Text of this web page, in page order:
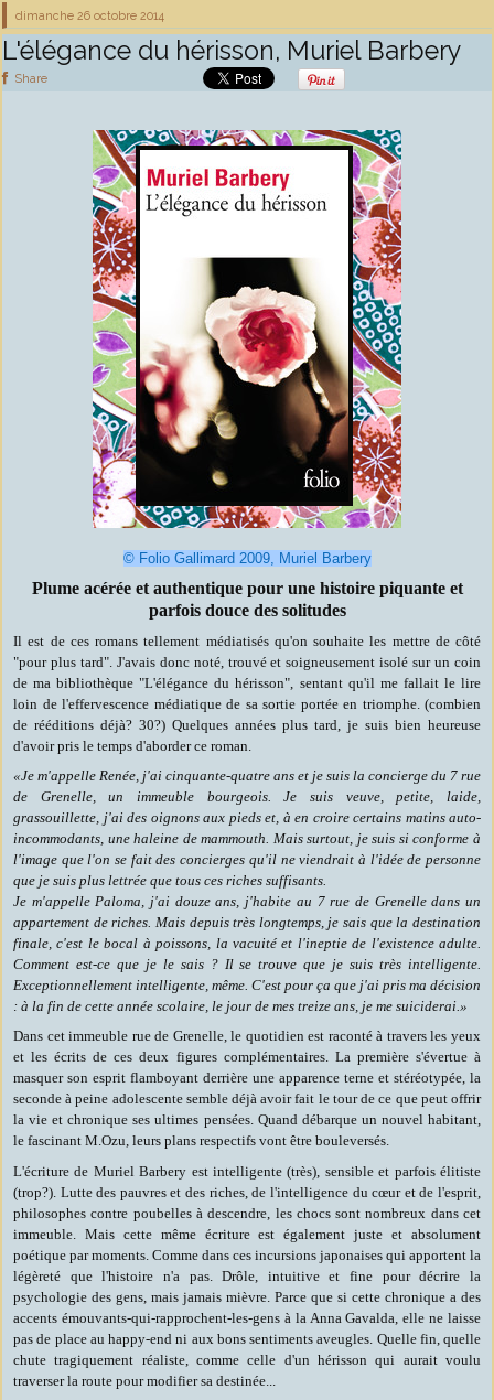
dimanche 26 octobre 2014
L'élégance du hérisson, Muriel Barbery
Share
©Folio Gallimard 2009, Muriel Barbery
Plume acérée et authentique pour une histoire piquante et
parfois douce des solitudes
Il est de ces romans tellement médiatisés qu'on souhaite les mettre de côté
"pour plus tard". J'avais donc noté, trouvé et soigneusement isolé sur un coin
de ma bibliothèque "L'élégance du hérisson", sentant qu'il me fallait le lire
loin de l'effervescence médiatique de sa sortie portée en triomphe. (combien
de rééditions déjà? 30?) Quelques années plus tard, je suis bien heureuse
d'avoir pris le temps d'aborder ce roman.
«Je m'appelle Renée, j'ai cinquante-quatre ans et je suis la concierge du 7 rue
de Grenelle, un immeuble bourgeois. Je suis veuve, petite, laide,
grassouillette, j'ai des oignons aux pieds et, à en croire certains matins auto-
incommodants, une haleine de mammouth. Mais surtout, je suis si conforme à
l'image que l'on se fait des concierges qu'il ne viendrait à l'idée de personne
que je suis plus lettrée que tous ces riches suffisants.
Je m'appelle Paloma, j'ai douze ans, j'habite au 7 rue de Grenelle dans un
appartement de riches. Mais depuis très longtemps, je sais que la destination
finale, c'est le bocal à poissons, la vacuité et l'ineptie de l'existence adulte.
Comment est-ce que je le sais ? Il se trouve que je suis très intelligente.
Exceptionnellement intelligente, même. C'est pour ça que j'ai pris ma décision
: à la fin de cette année scolaire, le jour de mes treize ans, je me suiciderai.»
Dans cet immeuble rue de Grenelle, le quotidien est raconté à travers les yeux
et les écrits de ces deux figures complémentaires. La première s'évertue à
masquer son esprit flamboyant derrière une apparence terne et stéréotypée, la
seconde à peine adolescente semble déjà avoir fait le tour de ce que peut offrir
la vie et chronique ses ultimes pensées. Quand débarque un nouvel habitant,
le fascinant M.Ozu, leurs plans respectifs vont être bouleversés.
L'écriture de Muriel Barbery est intelligente (très), sensible et parfois élitiste
(trop?). Luttedes pauvres et des riches, de l'intelligence du cœur et de l'esprit,
philosophes contre poubelles à descendre, les chocs sont nombreux dans cet
immeuble. Mais cette même écriture est également juste et absolument
poétique par moments. Comme dans ces incursions japonaises qui apportent la
légèreté que l'histoire n'a pas. Drôle, intuitive et fine pour décrire la
psychologie des gens, mais jamais mièvre. Parce que si cette chronique a des
accents émouvants-qui-rapprochent-les-gens à la Anna Gavalda, elle ne laisse
pas de place au happy-end ni aux bons sentiments aveugles. Quelle fin, quelle
chute tragiquement réaliste, comme celle d'un hérisson qui aurait voulu
traverser la route pour modifier sa destinée...